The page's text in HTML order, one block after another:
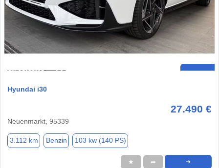
Hyundai i30
27.490 €
Neuenmarkt, 95339
3.112 km Benzin 103 kw (140 PS)
★ ➦ ➜